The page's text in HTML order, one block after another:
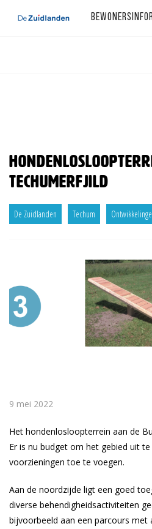
Techumerfjild
De Zuidlanden Techum
9 mei 2022
Het hondenlosloopterrein aan de
Er is nu budget om het gebied uit
voorzieningen toe te voegen.
Aan de noordzijde ligt een goed
diverse behendigheidsactiviteiten
bijvoorbeeld aan een parcours met